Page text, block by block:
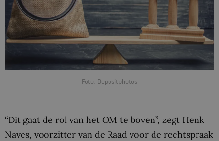
Foto: Depositphotos
“Dit gaat de rol van het OM te boven”, zegt Henk
Naves, voorzitter van de Raad voor de rechtspraak